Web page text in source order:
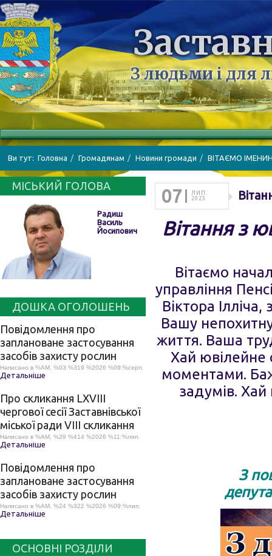
З людьми і для
Ви тут: Головна Громадянам Новини громади ВІТАЄМО
МІСЬКИЙ ГОЛОВА
Радиш
Василь
Йосипович
ДОШКА ОГОЛОШЕНЬ
Повідомлення про
заплановане застосування
засобів захисту рослин
Написано в %AM, %03 %319 %2026 %09:%серп.
Детальніше
Про скликання LХVІІІ
чергової сесії Заставнівської
міської ради VIII скликання
Написано в %AM, %29 %414 %2026 %11:%лип.
Детальніше
Повідомлення про
заплановане застосування
засобів захисту рослин
Написано в %AM, %24 %322 %2026 %09:%лип.
Детальніше
ОСНОВНІ РОЗДІЛИ
07
ЛИП.
2023
Вітання з
Вітаємо
управління
Віктора
Вашу непохитну
життя. Ваша
Хай ювілейне
моментами.
задумів.
З